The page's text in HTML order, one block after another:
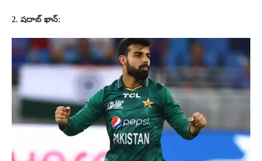
2. షదాబ్ ఖాన్: